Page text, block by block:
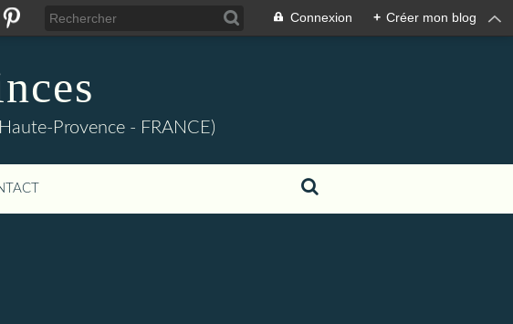
Connexion + Créer mon blog
Provence - FRANCE)